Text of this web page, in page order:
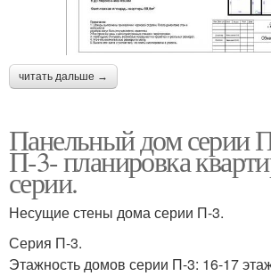
читать дальше →
Панельный дом серии
П-3- планировка
серии.
Несущие стены дома серии П-3.
Серия П-3.
Этажность домов серии П-3: 16-17